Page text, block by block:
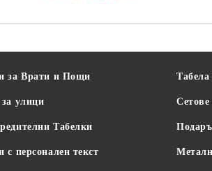
за Врати и Пощи
улици
Табелки
с персонален текст
Табела